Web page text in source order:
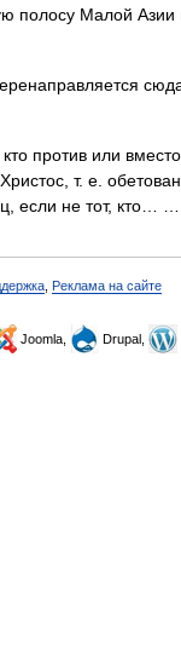
полосу Малой
кто против или
т. е.
если не тот, кто…
Реклама на сайте
Joomla, Drupal,